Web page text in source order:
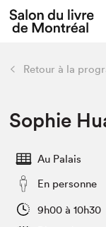
Tout sur
Actualités
Vidéos et
Club de
retour
Édition 2022
Planifier sa
Liens pratiques
Retour à la
Sophie
Au Palais
En personne
9h00 à 10h30